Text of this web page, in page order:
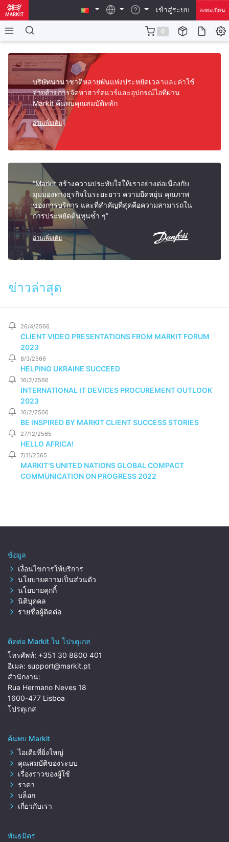
เข้าสู่ระบบ ลงทะเบียน
0
บริษัทนานาชาติหลายพันแห่งประหยัดเวลาและค่าใช้
จ่ายด้วยการจัดหาฮาร์ดแวร์และอุปกรณ์ไอทีผ่าน
Markit ค้นพบคุณสมบัติหลัก
อ่านเพิ่มเติม
“Markit สร้างความประทับใจให้เราอย่างต่อเนื่องกับ
มุมมองทางธุรกิจในระยะยาว ความยืดหยุ่น คุณภาพ
ของการบริการ และที่สำคัญที่สุดคือความสามารถใน
การประหยัดต้นทุนซ้ำ ๆ”
อ่านเพิ่มเติม
ข่าวล่าสุด
26/4/2566
CLIENT VIDEO PRESENTATIONS FROM MARKIT FORUM
2023
8/3/2566
HELPING UKRAINE SUCCEED
16/2/2566
INTERNATIONAL IT DEVICES PROCUREMENT OUTLOOK
2023
16/2/2566
BE INSPIRED BY MARKIT CLIENT SUCCESS STORIES
27/12/2565
HELLO AFRICA!
7/11/2565
MARKIT’S UNITED NATIONS GLOBAL COMPACT
COMMUNICATION ON PROGRESS 2022
ข้อมูล
เงื่อนไขการให้บริการ
นโยบายความเป็นส่วนตัว
นโยบายคุกกี้
นิติบุคคล
รายชื่อผู้ติดต่อ
ติดต่อ Markit ใน โปรตุเกส
โทรศัพท์: +351 30 8800 401
อีเมล: support@markit.pt
สำนักงาน:
Rua Hermano Neves 18
1600-477 Lisboa
โปรตุเกส
ค้นพบ Markit
ไอเดียที่ยิ่งใหญ่
คุณสมบัติของระบบ
เรื่องราวของผู้ใช้
ราคา
บล็อก
เกี่ยวกับเรา
พันธมิตร